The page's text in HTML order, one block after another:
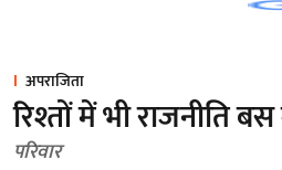
अपराजिता
रिश्तों में भी राजनीति
परिवार